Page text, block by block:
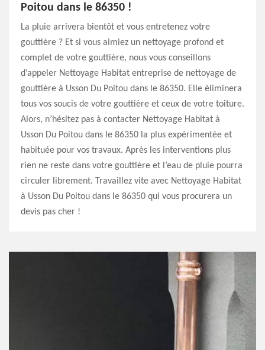
Poitou dans le 86350 !
La pluie arrivera bientôt et vous entretenez votre
gouttière ? Et si vous aimiez un nettoyage profond et
complet de votre gouttière, nous vous conseillons
d’appeler Nettoyage Habitat entreprise de nettoyage de
gouttière à Usson Du Poitou dans le 86350. Elle éliminera
tous vos soucis de votre gouttière et ceux de votre toiture.
Alors, n’hésitez pas à contacter Nettoyage Habitat à
Usson Du Poitou dans le 86350 la plus expérimentée et
habituée pour vos travaux. Après les interventions plus
rien ne reste dans votre gouttière et l’eau de pluie pourra
circuler librement. Travaillez vite avec Nettoyage Habitat
à Usson Du Poitou dans le 86350 qui vous procurera un
devis pas cher !